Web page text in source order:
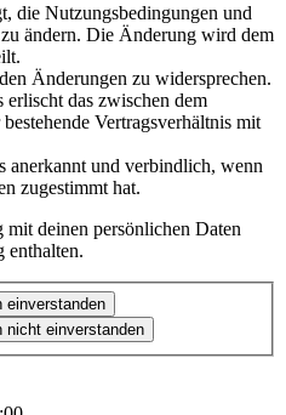
die Nutzungsbedingungen und
ändern. Die Änderung wird dem
Änderungen zu widersprechen.
erlischt das zwischen dem
Vertragsverhältnis mit
anerkannt und verbindlich, wenn
zugestimmt hat.
deinen persönlichen Daten
enthalten.